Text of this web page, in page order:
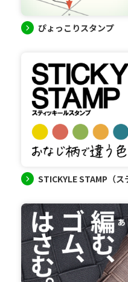
ぴょっこりスタンプ
STICKYLE STAMP（ス